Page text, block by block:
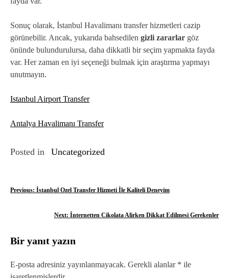
Sonuç olarak, İstanbul Havalimanı transfer hizmetleri cazip
görünebilir. Ancak, yukarıda bahsedilen gizli zararlar göz
önünde bulundurulursa, daha dikkatli bir seçim yapmakta fayda
var. Her zaman en iyi seçeneği bulmak için araştırma yapmayı
unutmayın.
Istanbul Airport Transfer
Antalya Havalimanı Transfer
Posted in Uncategorized
Y
ı
g
Previous: İstanbul Ozel Transfer Hizmeti İle Kaliteli Deneyim
Next: İnternetten Cikolata Alirken Dikkat Edilmesi Gerekenler
Bir yanıt yazın
E-posta adresiniz yayınlanmayacak. Gerekli alanlar * ile